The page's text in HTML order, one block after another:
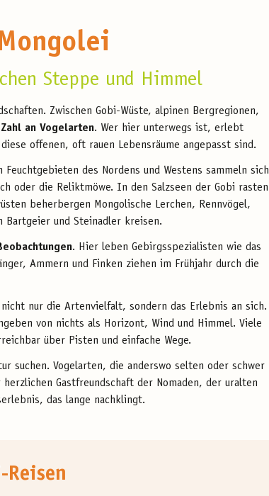
Steppe und Himmel
Zwischen Gobi-Wüste, alpinen Bergregionen,
an Vogelarten. Wer hier unterwegs ist, erlebt
offenen, oft rauen Lebensräume angepasst sind.
Feuchtgebieten des Nordens und Westens sammeln sich
oder die Reliktmöwe. In den Salzseen der Gobi rasten
beherbergen Mongolische Lerchen, Rennvögel,
Bartgeier und Steinadler kreisen.
. Hier leben Gebirgsspezialisten wie das
Ammern und Finken ziehen im Frühjahr durch die
nur die Artenvielfalt, sondern das Erlebnis an sich.
von nichts als Horizont, Wind und Himmel. Viele
über Pisten und einfache Wege.
suchen. Vogelarten, die anderswo selten oder schwer
Gastfreundschaft der Nomaden, der uralten
das lange nachklingt.